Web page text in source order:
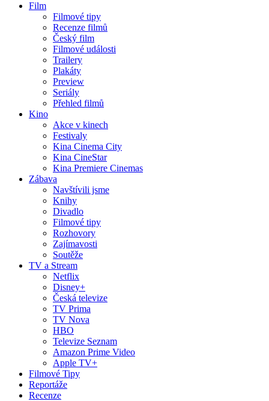
Film
Filmové tipy
Recenze filmů
Český film
Filmové události
Trailery
Plakáty
Preview
Seriály
Přehled filmů
Kino
Akce v kinech
Festivaly
Kina Cinema City
Kina CineStar
Kina Premiere Cinemas
Zábava
Navštívili jsme
Knihy
Divadlo
Filmové tipy
Rozhovory
Zajímavosti
Soutěže
TV a Stream
Netflix
Disney+
Česká televize
TV Prima
TV Nova
HBO
Televize Seznam
Amazon Prime Video
Apple TV+
Filmové Tipy
Reportáže
Recenze